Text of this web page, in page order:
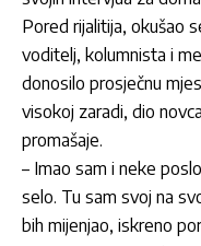
Pored rijalitija, okušao
voditelj, kolumnista i
donosilo prosječnu
visokoj zaradi, dio
promašaje.
– Imao sam i neke
selo. Tu sam svoj na
bih mijenjao, iskreno